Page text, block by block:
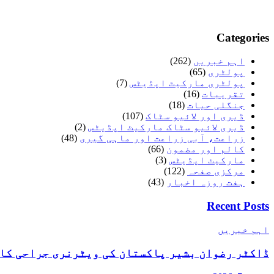
Categories
اہم خبریں (262)
پولٹری (65)
پولٹری مارکیٹ اپڈیٹس (7)
تقریبات (16)
جنگلی حیات (18)
ڈیری اور لائیو سٹاک (107)
ڈیری لائیو سٹاک مارکیٹ اپڈیٹس (2)
زراعت، آبی زراعت اور ماہی گیری (48)
کالم اور مضمون (66)
مارکیٹ اپڈیٹس (3)
مرکزی صفحہ
(122)
ہفت روزہ اخبار (43)
Recent Posts
اہم خبریں
ڈاکٹر رضوان بشیر پاکستان کی ویٹرنری جراحی